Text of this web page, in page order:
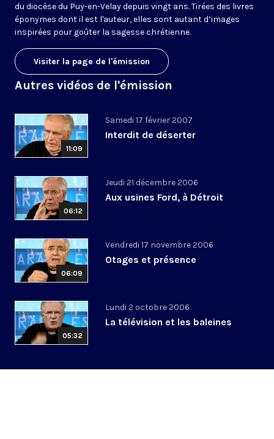
du diocèse du Puy-en-Velay depuis vingt ans. Tirées des livres
éponymes dont il est l'auteur, elles sont autant d’images
inspirées pour goûter la sagesse chrétienne.
Visiter la page de l'émission
Autres vidéos de l'émission
11:09
Samedi 17 février 2007
Interdit de déserter
06:12
Jeudi 21 décembre 2006
Aux usines Ford, à Détroit
06:09
Vendredi 17 novembre 2006
Otages et présence
05:32
Lundi 2 octobre 2006
La télévision et les baleines